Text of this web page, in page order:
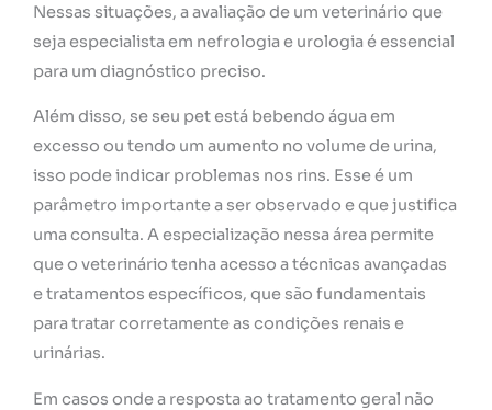
Nessas situações, a avaliação de um veterinário que
seja especialista em nefrologia e urologia é essencial
para um diagnóstico preciso.
Além disso, se seu pet está bebendo água em
excesso ou tendo um aumento no volume de urina,
isso pode indicar problemas nos rins. Esse é um
parâmetro importante a ser observado e que justifica
uma consulta. A especialização nessa área permite
que o veterinário tenha acesso a técnicas avançadas
e tratamentos específicos, que são fundamentais
para tratar corretamente as condições renais e
urinárias.
Em casos onde a resposta ao tratamento geral não